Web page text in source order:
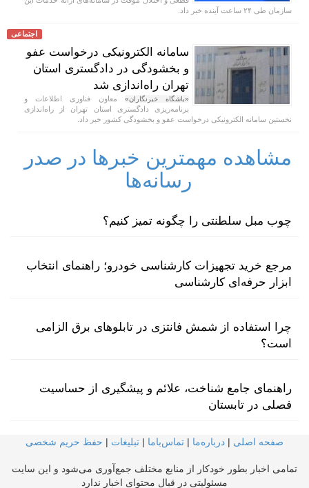
سازمان طی ۲۴ ساعت آینده خبر داد.
اجتماعی
سامانه الکترونیکی درخواست عفو
و بخشودگی در دادگستری استان
تهران راه‌اندازی شد
«باشگاه خبرنگاران» معاون فناوری اطلاعات و
برنامه‌ریزی دادگستری استان تهران از راه‌اندازی
نخستین سامانه الکترونیکی درخواست عفو و بخشودگی کشور خبر داد.
مشاهده مهمترین خبرها در صدر
رسانه‌ها
چوب مبل سلطنتی را چگونه تمیز کنیم؟
مرجع خرید تجهیزات کارشناسی خودرو؛ راهنمای انتخاب
ابزار حرفه‌ای کارشناسی
چرا استفاده از شمش فانتزی در تابلوهای برق الزامی
است؟
راهنمای جامع شناخت، علائم و پیشگیری از حساسیت
فصلی در تابستان
صفحه اصلی | درباره‌ما | تماس‌با‌ما | تبلیغات | حفظ حریم شخصی
تمامی اخبار بطور خودکار از منابع مختلف جمع‌آوری می‌شود و این سایت
مسئولیتی در قبال محتوای اخبار ندارد